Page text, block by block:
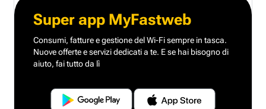
Super app MyFastweb
Consumi, fatture e gestione del Wi-Fi sempre in tasca.
Nuove offerte e servizi dedicati a te. E se hai bisogno di
aiuto, fai tutto da lì